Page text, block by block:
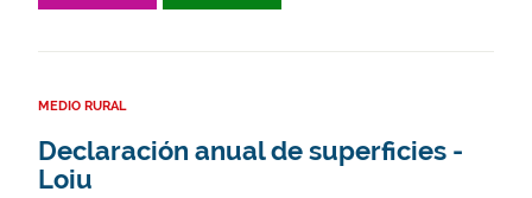
MEDIO RURAL
Declaración anual de superficies -
Loiu